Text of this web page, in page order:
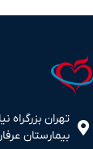
بزرگراه نیایش
عرفان